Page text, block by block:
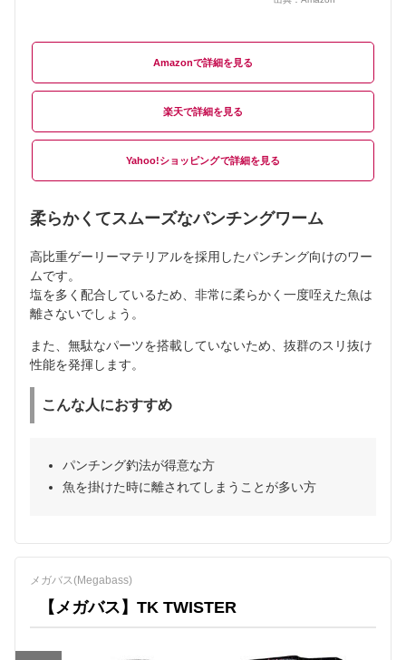
Amazon
楽天
Yahoo!ショッピング
柔らかくてスムーズなパンチングワーム
高比重ゲーリーマテリアルを採用したパンチング向けのワー
ムです。
塩を多く配合しているため、非常に柔らかく一度咥えた魚は
離さないでしょう。
また、無駄なパーツを搭載していないため、抜群のスリ抜け
性能を発揮します。
こんな人におすすめ
パンチング釣法が得意な方
魚を掛けた時に離されてしまうことが多い方
メガバス(Megabass)
【メガバス】TK TWISTER